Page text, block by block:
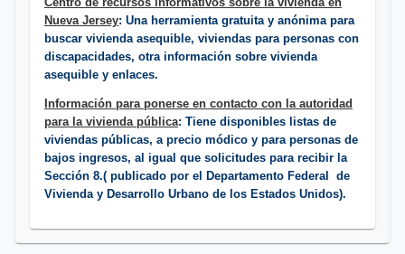
Nueva Jersey: Una herramienta gratuita y anónima para
buscar vivienda asequible, viviendas para personas con
discapacidades, otra información sobre vivienda
asequible y enlaces.
Información para ponerse en contacto con la autoridad
para la vivienda pública: Tiene disponibles listas de
viviendas públicas, a precio módico y para personas de
bajos ingresos, al igual que solicitudes para recibir la
Sección 8.( publicado por el Departamento Federal de
Vivienda y Desarrollo Urbano de los Estados Unidos).​